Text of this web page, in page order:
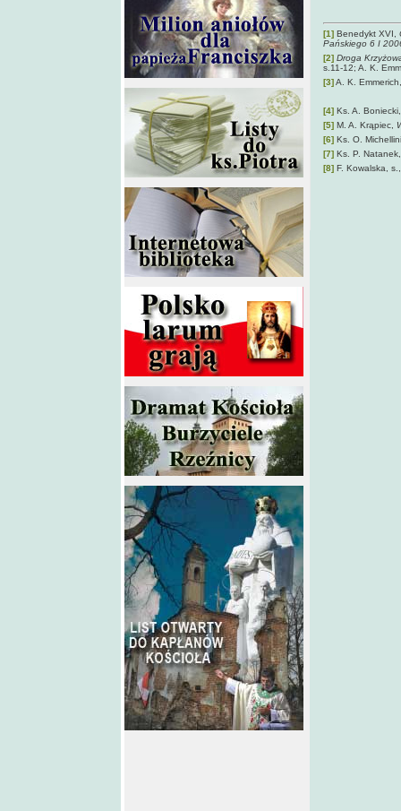
[1] Benedykt XVI,
Pańskiego 6 I
[2] Droga
s.11-12; A. K.
[3]A. K.
[4] Ks. A.
[5] M. A. Krąpiec,
[6] Ks. O.
[7] Ks. P.
[8] F. Kowalska,